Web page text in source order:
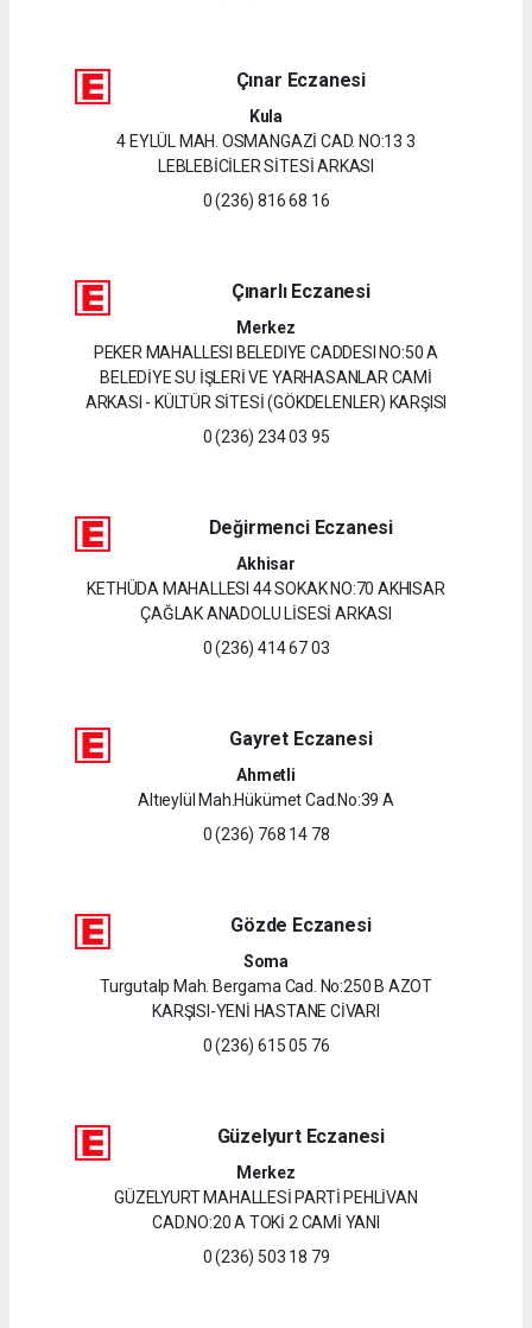
Çınar Eczanesi
Kula
4 EYLÜL MAH. OSMANGAZİ CAD. NO:13 3
LEBLEBİCİLER SİTESİ ARKASI
0 (236) 816 68 16
Çınarlı Eczanesi
Merkez
PEKER MAHALLESI BELEDIYE CADDESI NO:50 A
BELEDİYE SU İŞLERİ VE YARHASANLAR CAMİ
ARKASI - KÜLTÜR SİTESİ (GÖKDELENLER) KARŞISI
0 (236) 234 03 95
Değirmenci Eczanesi
Akhisar
KETHÜDA MAHALLESI 44 SOKAK NO:70 AKHISAR
ÇAĞLAK ANADOLU LİSESİ ARKASI
0 (236) 414 67 03
Gayret Eczanesi
Ahmetli
Altıeylül Mah.Hükümet Cad.No:39 A
0 (236) 768 14 78
Gözde Eczanesi
Soma
Turgutalp Mah. Bergama Cad. No:250 B AZOT
KARŞISI-YENİ HASTANE CİVARI
0 (236) 615 05 76
Güzelyurt Eczanesi
Merkez
GÜZELYURT MAHALLESİ PARTİ PEHLİVAN
CAD.NO:20 A TOKİ 2 CAMİ YANI
0 (236) 503 18 79